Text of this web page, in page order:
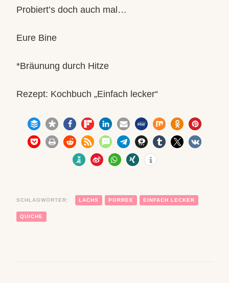
Probiert’s doch auch mal…
Eure Bine
*Bräunung durch Hitze
Rezept: Kochbuch „Einfach lecker“
SCHLAGWÖRTER: LACHS PORREE EINFACH LECKER
QUICHE